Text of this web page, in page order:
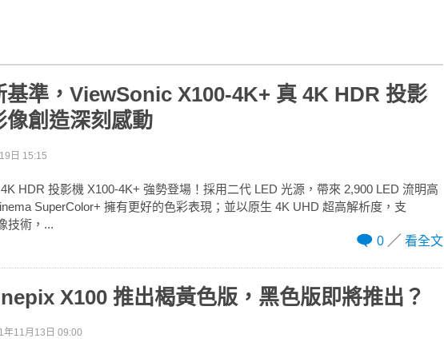
基準，ViewSonic X100-4K+ 真 4K HDR 投影
像創造深刻感動
日 15:15
HDR 投影機 X100-4K+ 強勢登場！採用二代 LED 光源，帶來 2,900 LED 流明高
SuperColor+ 擁有更好的色彩表現；並以原生 4K UHD 超高解析度，支
技術，...
0
看全文
X100 推出楬黃色版，黑色版即將推出？
年11月13日 09:00